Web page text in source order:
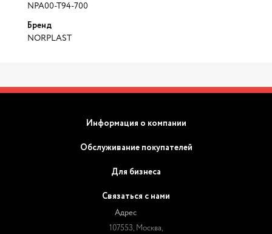
NPA00-T94-700
Бренд
NORPLAST
Информация о компании
Обслуживание покупателей
Для бизнеса
Связаться с нами
Адрес
107553, Москва,